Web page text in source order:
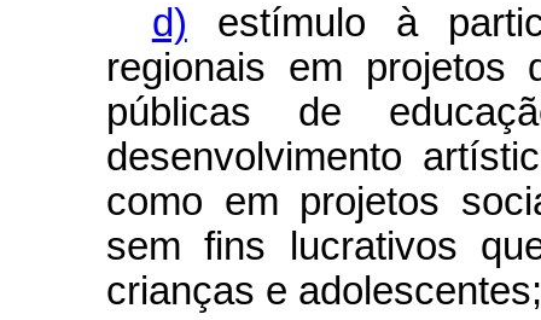
d) estímulo à
regionais em projetos
públicas de
desenvolvimento
como em projetos
sem fins lucrativos
crianças e adolescentes;